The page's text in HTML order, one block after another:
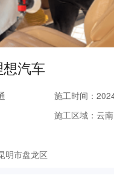
汽车
施工时间：
施工区域：云
明市盘龙区